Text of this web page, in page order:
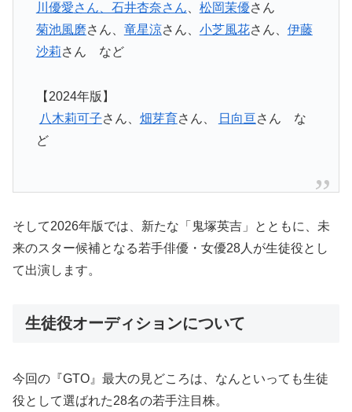
川優愛さん、石井杏奈さん 松岡茉優さん
菊池風磨さん、 竜星涼さん、 小芝風花さん、 伊藤
沙莉さん など
【2024年版】
八木莉可子さん、 畑芽育さん、 日向亘さん な
ど
そして2026年版では、新たな「鬼塚英吉」とともに、未
来のスター候補となる若手俳優・女優28人が生徒役とし
て出演します。
生徒役オーディションについて
今回の『GTO』最大の見どころは、なんといっても生徒
役として選ばれた28名の若手注目株。